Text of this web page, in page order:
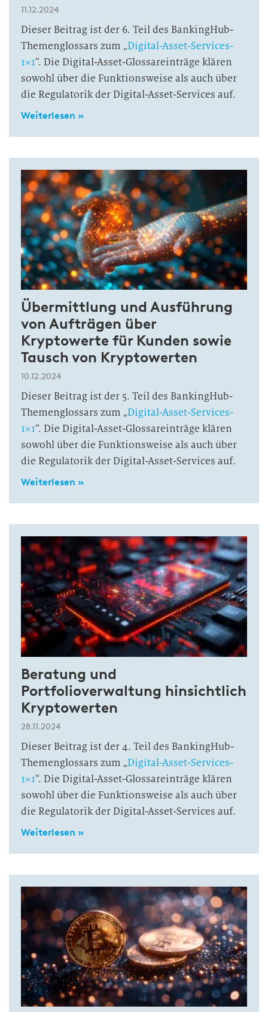
11.12.2024
Dieser Beitrag ist der 6. Teil des BankingHub-
Themenglossars zum „Digital-Asset-Services-
1×1“. Die Digital-Asset-Glossareinträge klären
sowohl über die Funktionsweise als auch über
die Regulatorik der Digital-Asset-Services auf.
Weiterlesen »
Übermittlung und Ausführung
von Aufträgen über
Kryptowerte für Kunden sowie
Tausch von Kryptowerten
10.12.2024
Dieser Beitrag ist der 5. Teil des BankingHub-
Themenglossars zum „Digital-Asset-Services-
1×1“. Die Digital-Asset-Glossareinträge klären
sowohl über die Funktionsweise als auch über
die Regulatorik der Digital-Asset-Services auf.
Weiterlesen »
Beratung und
Portfolioverwaltung hinsichtlich
Kryptowerten
28.11.2024
Dieser Beitrag ist der 4. Teil des BankingHub-
Themenglossars zum „Digital-Asset-Services-
1×1“. Die Digital-Asset-Glossareinträge klären
sowohl über die Funktionsweise als auch über
die Regulatorik der Digital-Asset-Services auf.
Weiterlesen »